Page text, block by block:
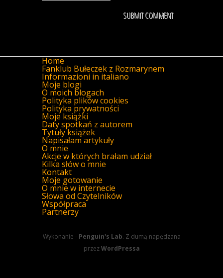
Home
Fanklub Bułeczek z Rozmarynem
Informazioni in italiano
Moje blogi
O moich blogach
Polityka plików cookies
Polityka prywatności
Moje książki
Daty spotkań z autorem
Tytuły książek
Napisałam artykuły
O mnie
Akcje w których brałam udział
Kilka słów o mnie
Kontakt
Moje gotowanie
O mnie w internecie
Słowa od Czytelników
Współpraca
Partnerzy
Wykonanie - Penguin's Lab. Z dumą napędzana
przezWordPressa